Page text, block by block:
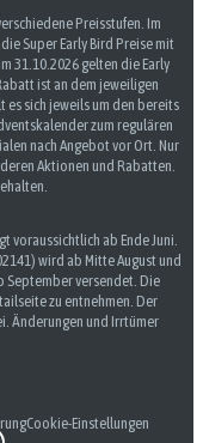
Preisstufen. Im
Super Early Bird Preise mit
31.10.2026 gelten die Early
ist an dem jeweiligen
es sich jeweils um den bereits
zum regulären
nach Angebot vor Ort. Nur
Aktionen und Rabatten.
voraussichtlich ab Ende Juni.
wird ab Mitte August und
September versendet. Die
zu entnehmen. Der
Änderungen und Irrtümer
Cookie-Einstellungen